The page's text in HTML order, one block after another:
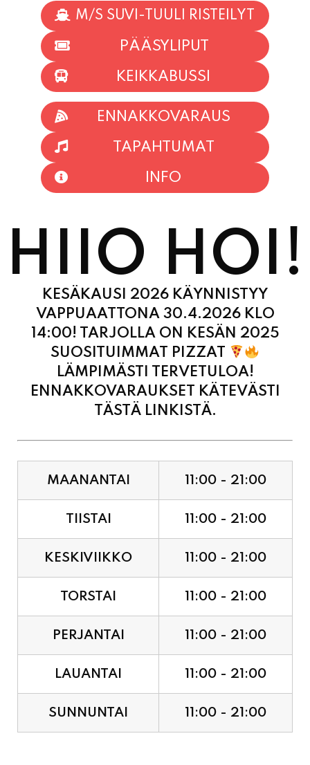
KEIKKABUSSI
TAPAHTUMAT
INFO
HIIO HOI!
KESÄKAUSI 2026 KÄYNNISTYY
VAPPUAATTONA 30.4.2026 KLO
14:00! TARJOLLA ON KESÄN 2025
SUOSITUIMMAT PIZZAT
LÄMPIMÄSTI TERVETULOA!
ENNAKKOVARAUKSET KÄTEVÄSTI
TÄSTÄ LINKISTÄ.
TIISTAI 11:00 - 21:00
KESKIVIIKKO 11:00 - 21:00
TORSTAI 11:00 - 21:00
PERJANTAI 11:00 - 21:00
LAUANTAI 11:00 - 21:00
SUNNUNTAI 11:00 - 21:00